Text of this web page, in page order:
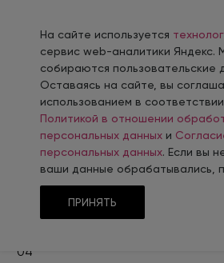
Купите домен, выберите хостинг,
настройте решение.
Наполните и запустите сайт
Заполните сайт своей
04
На сайте используется
сервис web-аналитики Яндекс.
собираются пользовательские
Оставаясь на сайте, вы
использованием в
Политикой в отношении
персональных данных и
персональных данных. Если вы
ваши данные обрабатывались,
ПРИНЯТЬ